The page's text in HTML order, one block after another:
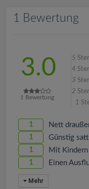
1 Bewertung
3.0
1 Bewertung
5
4
3
2
1
1 Nett
1 Günstig
1 Mit Kindern
1 Einen
Mehr